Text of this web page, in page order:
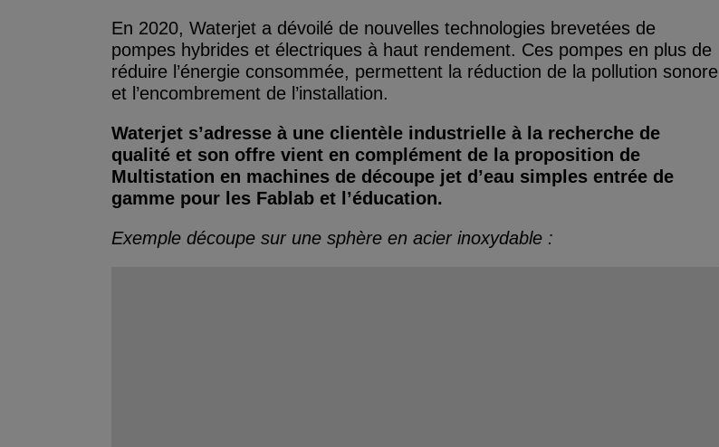
En 2020, Waterjet a dévoilé de nouvelles technologies brevetées de
pompes hybrides et électriques à haut rendement. Ces pompes en plus de
réduire l’énergie consommée, permettent la réduction de la pollution sonore
et l’encombrement de l’installation.
Waterjet s’adresse à une clientèle industrielle à la recherche de
qualité et son offre vient en complément de la proposition de
Multistation en machines de découpe jet d’eau simples entrée de
gamme pour les Fablab et l’éducation.
Exemple découpe sur une sphère en acier inoxydable :